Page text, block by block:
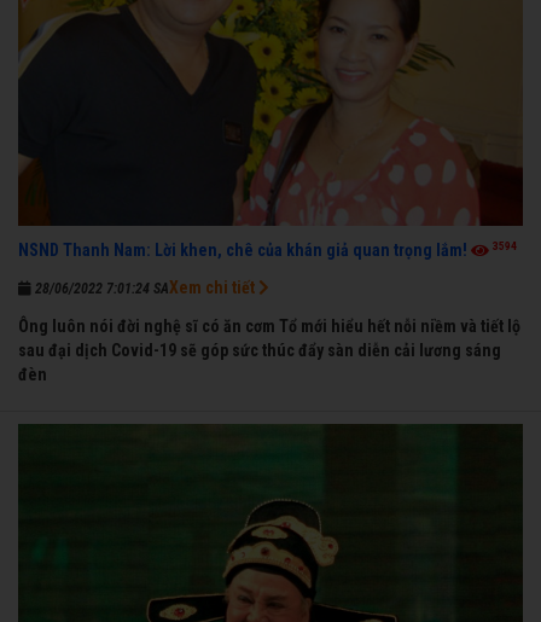
NSND Thanh Nam: Lời khen, chê của khán giả quan trọng lắm! 3594
28/06/2022 7:01:24 SA
Ông luôn nói đời nghệ sĩ có ăn cơm Tổ mới hiểu hết nỗi niềm và tiết lộ
sau đại dịch Covid-19 sẽ góp sức thúc đẩy sàn diễn cải lương sáng
đèn
Xem chi tiết